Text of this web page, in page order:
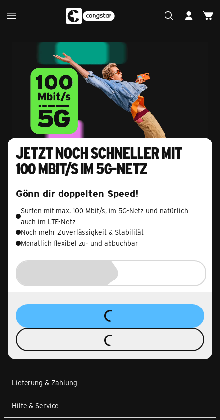
Jetzt noch schneller mit
100 Mbit/s im 5G-Netz
Gönn dir doppelten Speed!
Surfen mit max. 100 Mbit/s, im 5G-Netz und natürlich
auch im LTE-Netz
Noch mehr Zuverlässigkeit & Stabilität
Monatlich flexibel zu- und abbuchbar
Lieferung & Zahlung
Hilfe & Service